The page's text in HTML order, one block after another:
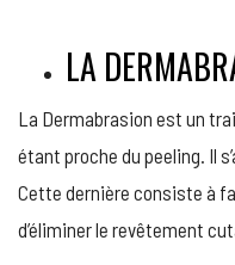
LA
La Dermabrasion est un
étant proche du peeling. Il
Cette dernière consiste à
d’éliminer le revêtement